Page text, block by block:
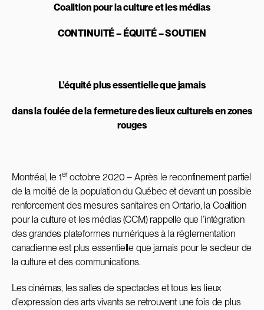
Coalition pour la culture et les médias
CONTINUITÉ – ÉQUITÉ – SOUTIEN
L’équité plus essentielle que jamais
dans la foulée de la fermeture des lieux culturels en zones
rouges
Montréal, le 1eroctobre 2020 – Après le reconfinement partiel
de la moitié de la population du Québec et devant un possible
renforcement des mesures sanitaires en Ontario, la Coalition
pour la culture et les médias (CCM) rappelle que l’intégration
des grandes plateformes numériques à la réglementation
canadienne est plus essentielle que jamais pour le secteur de
la culture et des communications.
Les cinémas, les salles de spectacles et tous les lieux
d’expression des arts vivants se retrouvent une fois de plus